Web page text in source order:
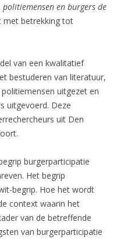
en burgers de
met betrekking tot
van een kwalitatief
bestuderen van literatuur,
uitgezet en
uitgevoerd. Deze
uit Den
burgerparticipatie
Het begrip
begrip. Hoe het wordt
context waarin het
van de betreffende
van burgerparticipatie